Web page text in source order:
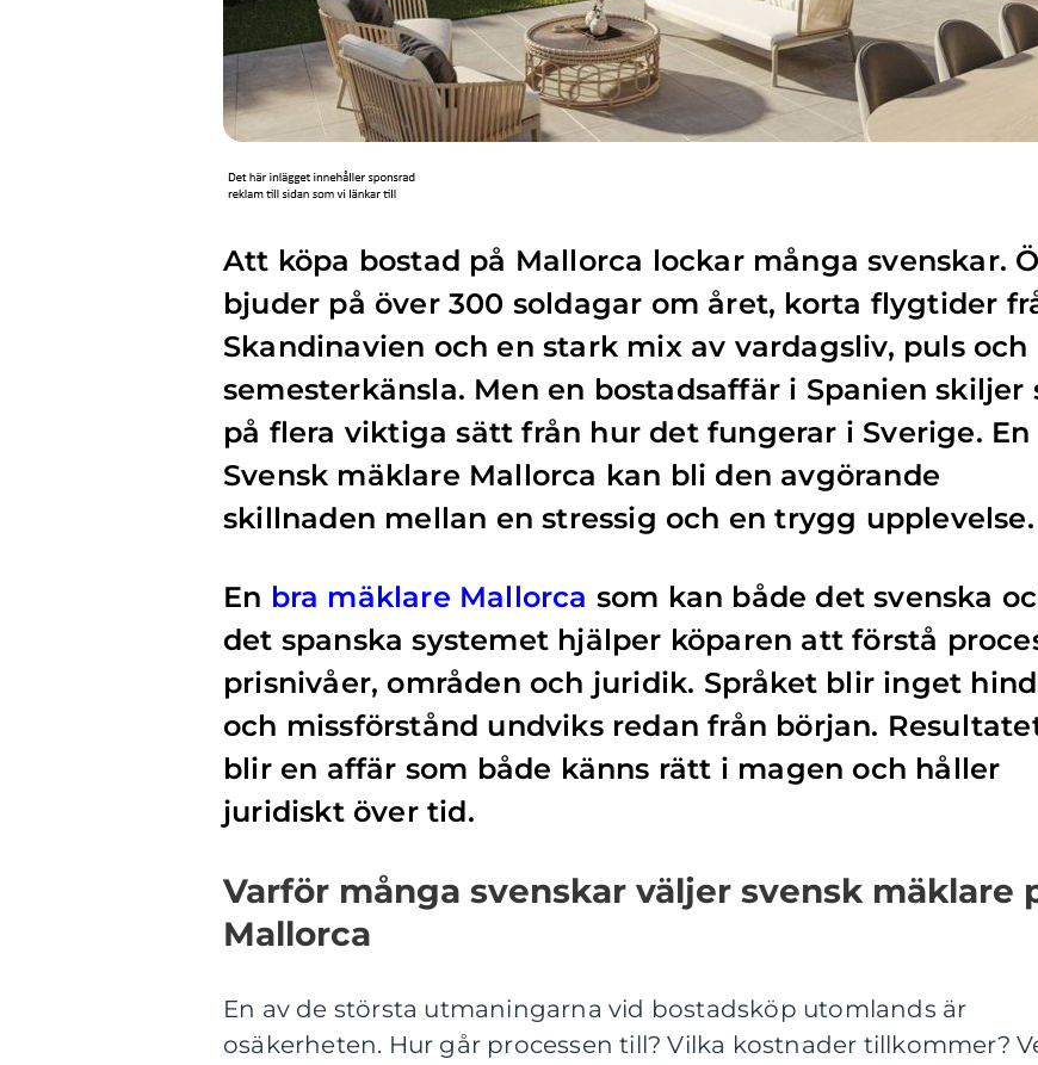
Att köpa bostad på Mallorca lockar många svenskar.
bjuder på över 300 soldagar om året, korta flygtider
Skandinavien och en stark mix av vardagsliv, puls och
semesterkänsla. Men en bostadsaffär i Spanien skiljer
på flera viktiga sätt från hur det fungerar i Sverige. En
Svensk mäklare Mallorca kan bli den avgörande
skillnaden mellan en stressig och en trygg upplevelse.
En bra mäklare Mallorca som kan både det svenska
det spanska systemet hjälper köparen att förstå
prisnivåer, områden och juridik. Språket blir inget
och missförstånd undviks redan från början.
blir en affär som både känns rätt i magen och håller
juridiskt över tid.
Varför många svenskar väljer svensk mäklare
Mallorca
En av de största utmaningarna vid bostadsköp utomlands är
osäkerheten. Hur går processen till? Vilka kostnader tillkommer?